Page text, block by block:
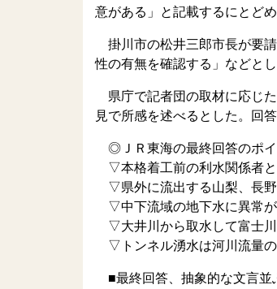
意がある」と記載するにとど
掛川市の松井三郎市長が要
性の有無を確認する」などと
県庁で記者団の取材に応じ
見で所感を述べるとした。回
◎ＪＲ東海の最終回答のポイ
▽本格着工前の利水関係者
▽県外に流出する山梨、長野
▽中下流域の地下水に異常が
▽大井川から取水して富士川
▽トンネル湧水は河川流量の
■最終回答、抽象的な文言並